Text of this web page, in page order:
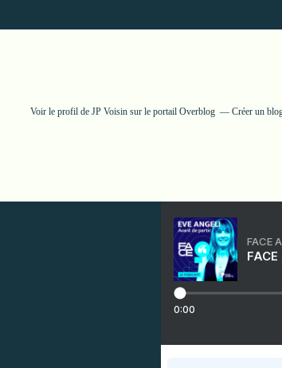
Voir le profil de JP Voisin sur le portail Overblog Créer un
FACE
0:00